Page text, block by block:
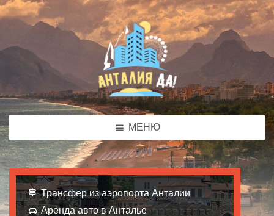
МЕНЮ
Трансфер из аэропорта Анталии
Аренда авто в Анталье